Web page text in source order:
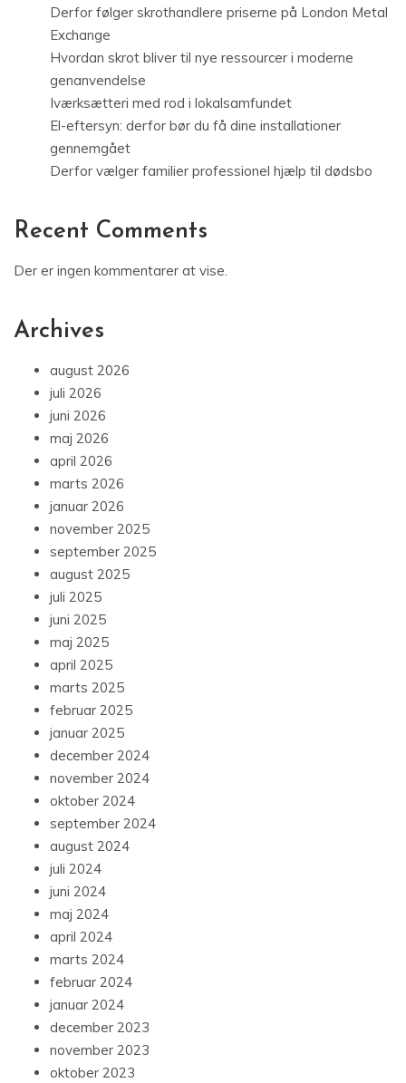
Derfor følger skrothandlere priserne på London Metal
Exchange
Hvordan skrot bliver til nye ressourcer i moderne
genanvendelse
Iværksætteri med rod i lokalsamfundet
El-eftersyn: derfor bør du få dine installationer
gennemgået
Derfor vælger familier professionel hjælp til dødsbo
Recent Comments
Der er ingen kommentarer at vise.
Archives
august 2026
juli 2026
juni 2026
maj 2026
april 2026
marts 2026
januar 2026
november 2025
september 2025
august 2025
juli 2025
juni 2025
maj 2025
april 2025
marts 2025
februar 2025
januar 2025
december 2024
november 2024
oktober 2024
september 2024
august 2024
juli 2024
juni 2024
maj 2024
april 2024
marts 2024
februar 2024
januar 2024
december 2023
november 2023
oktober 2023